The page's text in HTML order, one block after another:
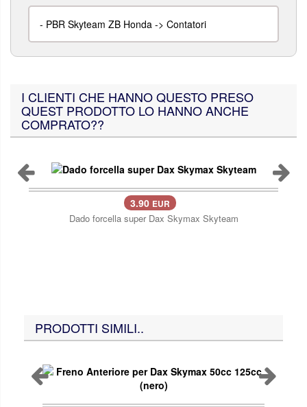
- PBR Skyteam ZB Honda -> Contatori
I CLIENTI CHE HANNO QUESTO PRESO
QUEST PRODOTTO LO HANNO ANCHE
COMPRATO??
3.90 EUR
Dado forcella super Dax Skymax Skyteam
PRODOTTI SIMILI..